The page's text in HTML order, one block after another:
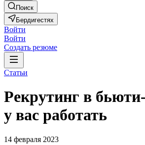
Поиск
Бердигестях
Войти
Войти
Создать резюме
Статьи
Рекрутинг в
у вас работать
14 февраля 2023